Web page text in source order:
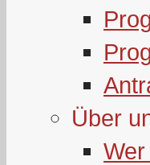
Über